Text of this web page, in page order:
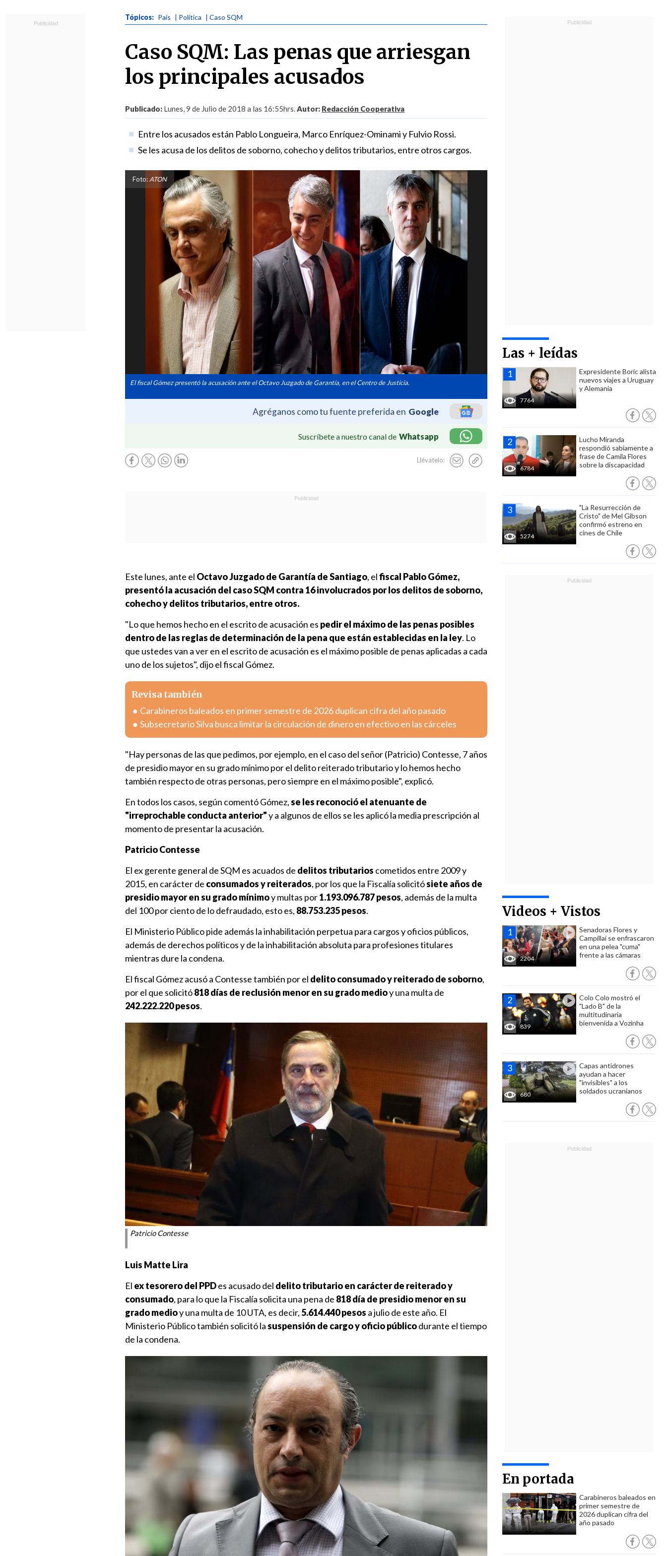
Tópicos: País | Política | Caso SQM
Caso SQM: Las penas que arriesgan
los principales acusados
Publicado: Lunes, 9 de Julio de 2018 a las 16:55hrs.Autor: Redacción Cooperativa
Entre los acusados están Pablo Longueira, Marco Enríquez-Ominami y Fulvio Rossi.
Se les acusa de los delitos de soborno, cohecho y delitos tributarios, entre otros cargos.
Foto: ATON
El fiscal Gómez presentó la acusación ante el Octavo Juzgado de Garantía, en el Centro de Justicia.
Agréganos como tu fuente preferida en Google
Suscríbete a nuestro canal de Whatsapp
Llévatelo:
Las + leídas
7764
Expresidente Boric alista
nuevos viajes a Uruguay
y Alemania
6784
Lucho Miranda
respondió sabiamente a
frase de Camila Flores
sobre la discapacidad
5274
"La Resurrección de
Cristo" de Mel Gibson
confirmó estreno en
cines de Chile
Videos + Vistos
2204
Senadoras Flores y
Campillai se enfrascaron
en una pelea "cuma"
frente a las cámaras
839
Colo Colo mostró el
"Lado B" de la
multitudinaria
bienvenida a Vozinha
680
Capas antidrones
ayudan a hacer
"invisibles" a los
soldados ucranianos
En portada
Carabineros baleados en
primer semestre de
2026 duplican cifra del
año pasado
Este lunes, ante el Octavo Juzgado de Garantía de Santiago, elfiscal Pablo Gómez,
presentó la acusación del caso SQM contra 16 involucrados por los delitos de soborno,
cohecho y delitos tributarios, entre otros.
"Lo que hemos hecho en el escrito de acusación es pedir el máximo de las penas posibles
dentro de las reglas de determinación de la pena que están establecidas en la ley. Lo
que ustedes van a ver en el escrito de acusación es el máximo posible de penas aplicadas a cada
uno de los sujetos", dijo el fiscal Gómez.
Revisa también
Carabineros baleados en primer semestre de 2026 duplican cifra del año pasado
Subsecretario Silva busca limitar la circulación de dinero en efectivo en las cárceles
"Hay personas de las que pedimos, por ejemplo, en el caso del señor (Patricio) Contesse, 7 años
de presidio mayor en su grado mínimo por el delito reiterado tributario y lo hemos hecho
también respecto de otras personas, pero siempre en el máximo posible", explicó.
En todos los casos, según comentó Gómez,se les reconoció el atenuante de
"irreprochable conducta anterior"y a algunos de ellos se les aplicó la media prescripción al
momento de presentar la acusación.
Patricio Contesse
El ex gerente general de SQM es acuados de delitos tributarios cometidos entre 2009 y
2015, en carácter de consumados y reiterados, por los que la Fiscalía solicitósiete años de
presidio mayor en su grado mínimoy multas por1.193.096.787 pesos, además de la multa
del 100 por ciento de lo defraudado, esto es, 88.753.235 pesos.
El Ministerio Público pide además la inhabilitación perpetua para cargos y oficios públicos,
además de derechos políticos y de la inhabilitación absoluta para profesiones titulares
mientras dure la condena.
El fiscal Gómez acusó a Contesse también por el delito consumado y reiterado de soborno,
por el que solicitó818 días de reclusión menor en su grado medioy una multa de
242.222.220 pesos.
Patricio Contesse
Luis Matte Lira
El ex tesorero del PPDes acusado del delito tributario en carácter de reiterado y
consumado, para lo que la Fiscalía solicita una pena de 818 día de presidio menor en su
grado medioy una multa de 10 UTA, es decir, 5.614.440 pesos a julio de este año. El
Ministerio Público también solicitó lasuspensión de cargo y oficio públicodurante el tiempo
de la condena.